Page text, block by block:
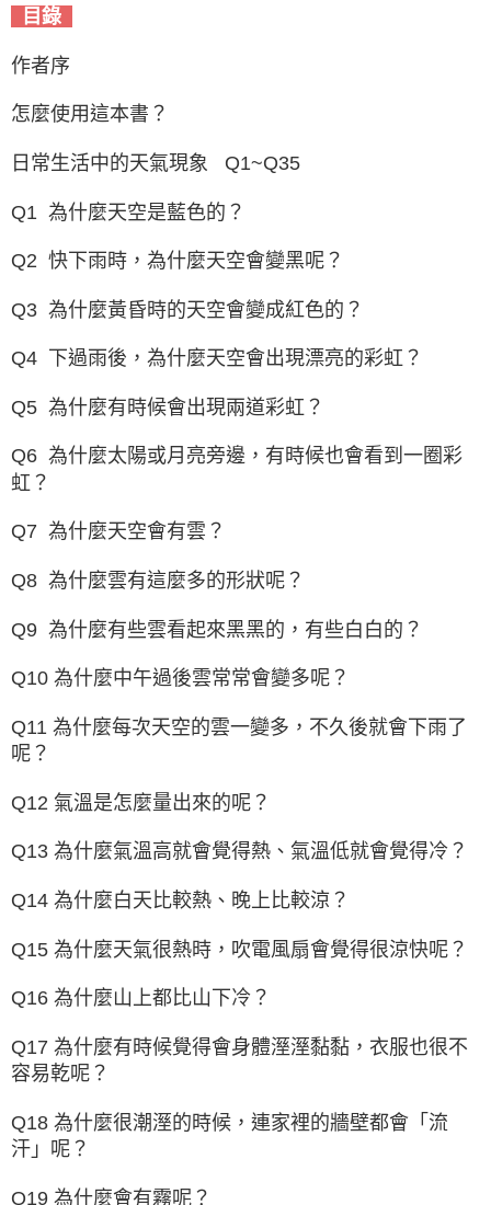
目錄
作者序
怎麼使用這本書？
日常生活中的天氣現象 Q1~Q35
Q1 為什麼天空是藍色的？
Q2 快下雨時，為什麼天空會變黑呢？
Q3 為什麼黃昏時的天空會變成紅色的？
Q4 下過雨後，為什麼天空會出現漂亮的彩虹？
Q5 為什麼有時候會出現兩道彩虹？
Q6 為什麼太陽或月亮旁邊，有時候也會看到一圈彩
虹？
Q7 為什麼天空會有雲？
Q8 為什麼雲有這麼多的形狀呢？
Q9 為什麼有些雲看起來黑黑的，有些白白的？
Q10 為什麼中午過後雲常常會變多呢？
Q11 為什麼每次天空的雲一變多，不久後就會下雨了
呢？
Q12 氣溫是怎麼量出來的呢？
Q13 為什麼氣溫高就會覺得熱、氣溫低就會覺得冷？
Q14 為什麼白天比較熱、晚上比較涼？
Q15 為什麼天氣很熱時，吹電風扇會覺得很涼快呢？
Q16 為什麼山上都比山下冷？
Q17 為什麼有時候覺得會身體溼溼黏黏，衣服也很不
容易乾呢？
Q18 為什麼很潮溼的時候，連家裡的牆壁都會「流
汗」呢？
Q19 為什麼會有霧呢？